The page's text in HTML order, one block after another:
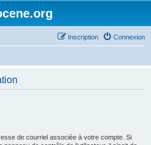
Connexion
Inscription
de courriel associée à votre compte. Si